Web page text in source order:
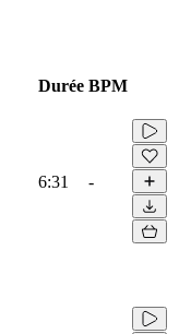
Durée BPM
6:31 -